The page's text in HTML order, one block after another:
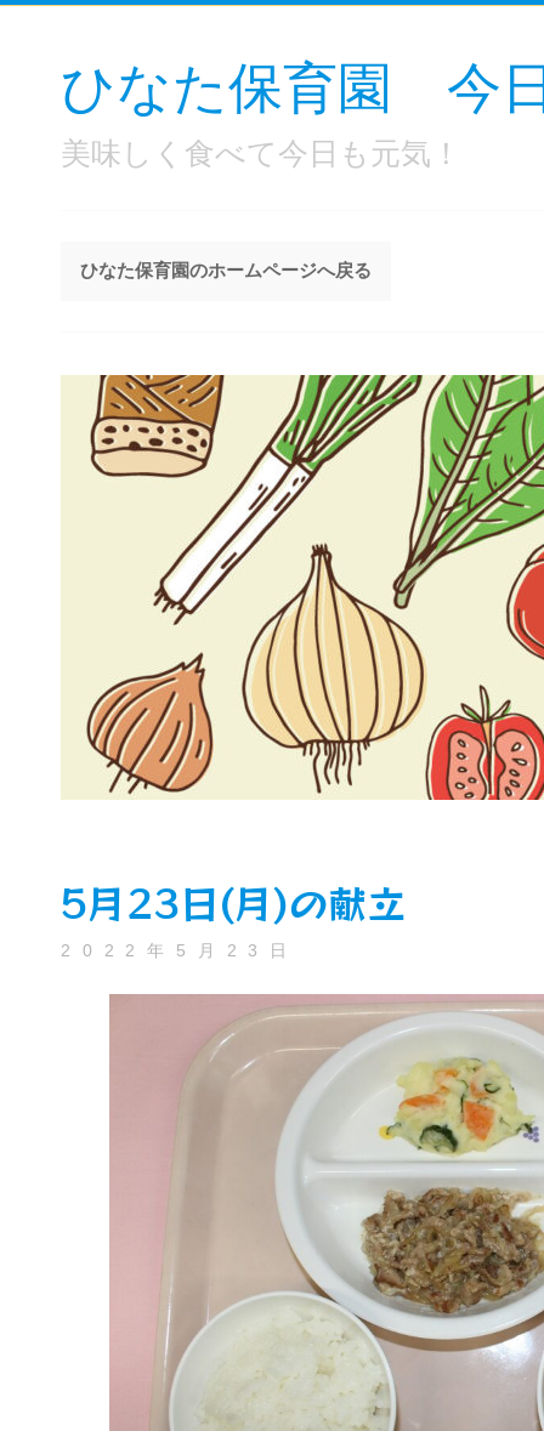
ひなた保育園 今
美味しく食べて今日も元気！
ひなた保育園のホームページへ戻る
5月23日(月)の献立
2022年5月23日